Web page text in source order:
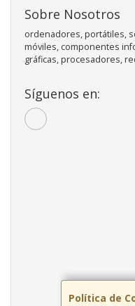
Política de
Sobre Nosotros
ordenadores, portátiles,
móviles, componentes
gráficas, procesadores,
Síguenos en: